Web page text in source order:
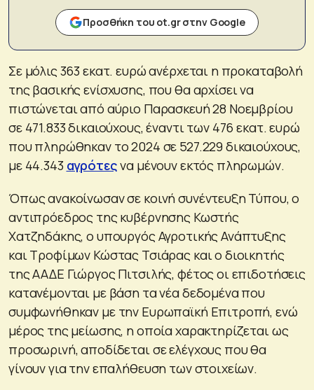
Προσθήκη του ot.gr στην Google
Σε μόλις 363 εκατ. ευρώ ανέρχεται η προκαταβολή
της βασικής ενίσχυσης, που θα αρχίσει να
πιστώνεται από αύριο Παρασκευή 28 Νοεμβρίου
σε 471.833 δικαιούχους, έναντι των 476 εκατ. ευρώ
που πληρώθηκαν το 2024 σε 527.229 δικαιούχους,
με 44.343 αγρότεςνα μένουν εκτός πληρωμών.
Όπως ανακοίνωσαν σε κοινή συνέντευξη Τύπου, ο
αντιπρόεδρος της κυβέρνησης Κωστής
Χατζηδάκης, ο υπουργός Αγροτικής Ανάπτυξης
και Τροφίμων Κώστας Τσιάρας και ο διοικητής
της ΑΑΔΕ Γιώργος Πιτσιλής, φέτος οι επιδοτήσεις
κατανέμονται με βάση τα νέα δεδομένα που
συμφωνήθηκαν με την Ευρωπαϊκή Επιτροπή, ενώ
μέρος της μείωσης, η οποία χαρακτηρίζεται ως
προσωρινή, αποδίδεται σε ελέγχους που θα
γίνουν για την επαλήθευση των στοιχείων.